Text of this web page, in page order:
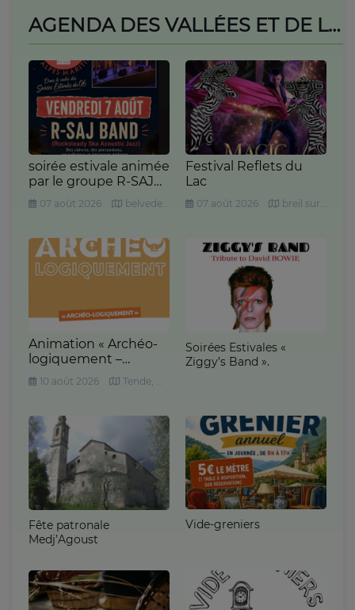
AGENDA DES VALLÉES ET DE LA RIVIERA
soirée estivale animée
par le groupe R-SAJ
Band
07 août 2026 belvedere, place des Tilleuls
Festival Reflets du
Lac
07 août 2026 breil sur roya, chapiteau
Animation « Archéo-
logiquement –
Figures à cornes du
Néolithique »
10 août 2026 Tende, Musée Départemental des Merveilles
Soirées Estivales «
Ziggy’s Band ».
Fête patronale
Medj’Agoust
Vide-greniers